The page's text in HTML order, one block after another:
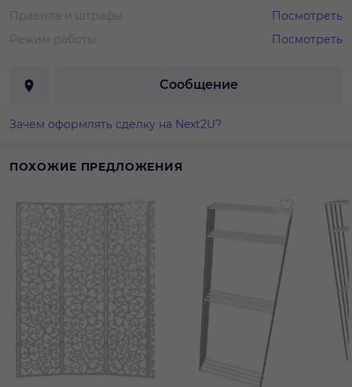
Правила и штрафы
Посмотреть
Режим работы
Посмотреть
Сообщение
Зачем оформлять сделку на Next2U?
ПОХОЖИЕ ПРЕДЛОЖЕНИЯ